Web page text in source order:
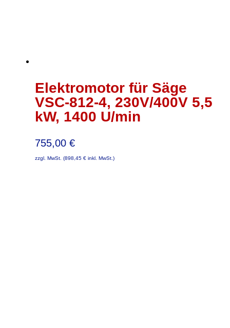
Elektromotor für Säge
VSC-812-4, 230V/400V 5,5
kW, 1400 U/min
755,00 €
zzgl. MwSt. (898,45 € inkl. MwSt.)